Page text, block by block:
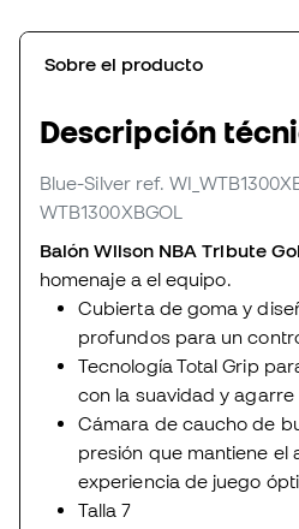
Sobre el producto
Descripción
Blue-Silver ref.
WTB1300XBGOL
Balón Wilson NBA Tribute
homenaje a el equipo.
Cubierta de goma y
profundos para un
Tecnología Total Grip
con la suavidad y agarre
Cámara de caucho de
presión que mantiene el
experiencia de juego
Talla 7